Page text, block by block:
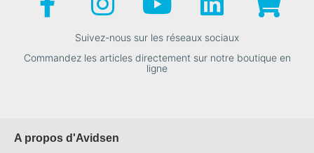
Suivez-nous sur les réseaux sociaux
Commandez les articles directement sur notre boutique en
ligne
A propos d'Avidsen